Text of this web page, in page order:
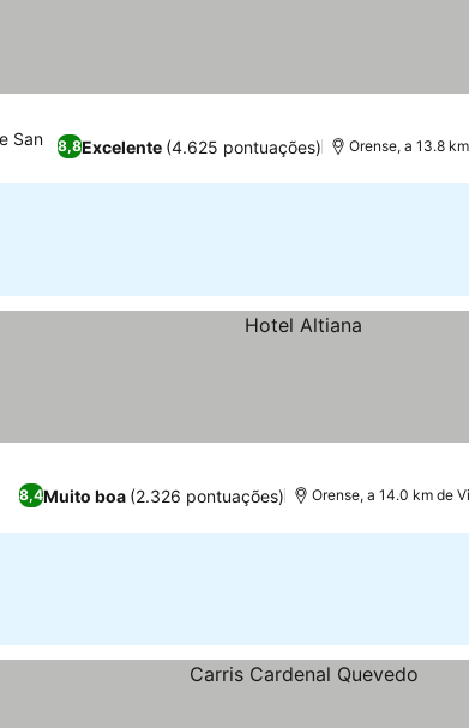
8,8Excelente (4.625 pontuações)
San
Orense, a 13.8
8,4Muito boa (2.326 pontuações) Orense, a 14.0 km de